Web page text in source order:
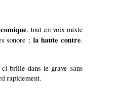
, tout en voix mixte
sonore ;la haute contre.
brille dans le grave sans
rapidement.